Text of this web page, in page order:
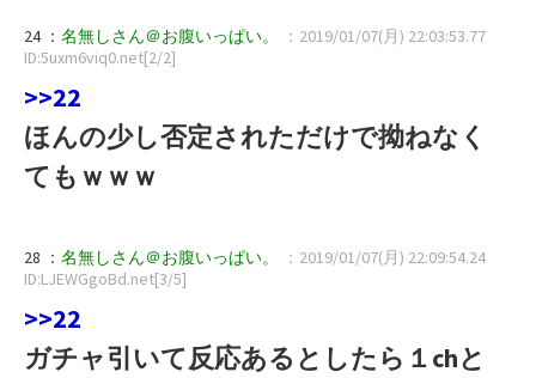
24 ： 名無しさん＠お腹いっぱい。
：2019/01/07(月) 22:03:53.77
ID:5uxm6viq0.net[2/2]
>>22
ほんの少し否定されただけで拗ねなく
てもｗｗｗ
28 ： 名無しさん＠お腹いっぱい。
：2019/01/07(月) 22:09:54.24
ID:LJEWGgoBd.net[3/5]
>>22
ガチャ引いて反応あるとしたら１chと